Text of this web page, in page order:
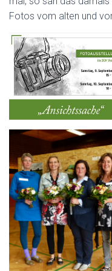
Fotos vom alten und